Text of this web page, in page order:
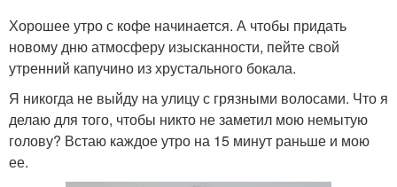
Хорошее утро с кофе начинается. А чтобы придать
новому дню атмосферу изысканности, пейте свой
утренний капучино из хрустального бокала.
Я никогда не выйду на улицу с грязными волосами. Что я
делаю для того, чтобы никто не заметил мою немытую
голову? Встаю каждое утро на 15 минут раньше и мою
ее.